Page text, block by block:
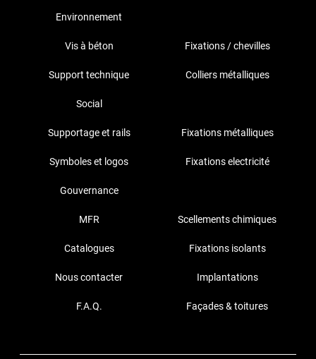
Environnement
Vis à béton Fixations / chevilles
Support technique Colliers métalliques
Social
Supportage et rails Fixations métalliques
Symboles et logos Fixations electricité
Gouvernance
MFR Scellements chimiques
Catalogues Fixations isolants
Nous contacter Implantations
F.A.Q. Façades & toitures